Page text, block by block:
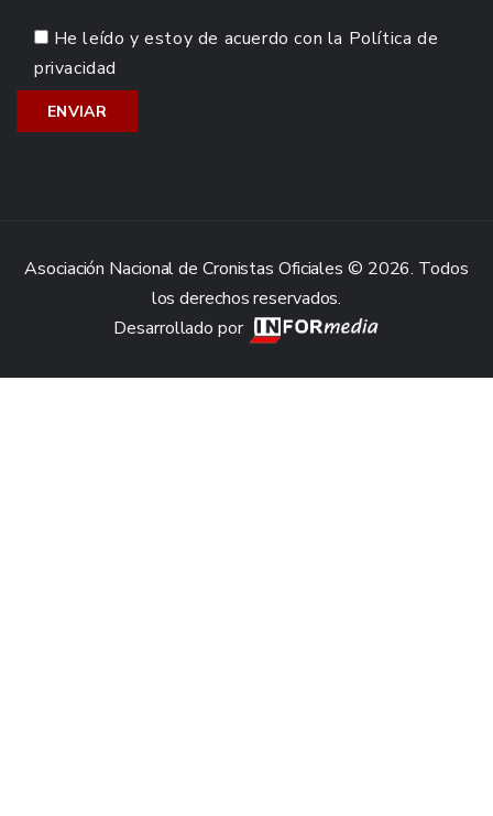
He leído y estoy de acuerdo con la Política de
privacidad
Asociación Nacional de Cronistas Oficiales © 2026. Todos
los derechos reservados.
Desarrollado por